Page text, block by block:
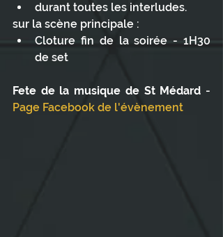
durant toutes les interludes.
sur la scène principale :
Cloture fin de la soirée - 1H30
de set
Fete de la musique de St Médard
Page Facebook de l'évènement